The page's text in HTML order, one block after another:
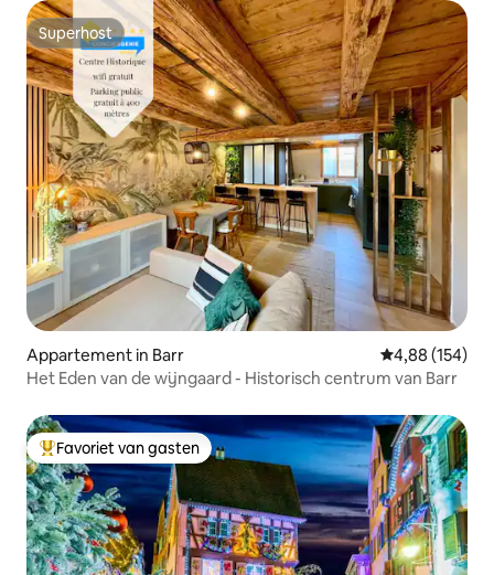
Superhost
Superhost
Appartement in Barr Gemiddelde
4,88 (154)
Het Eden van de wijngaard - Historisch centrum van Barr
Topfavoriet van gasten
Favoriet van gasten